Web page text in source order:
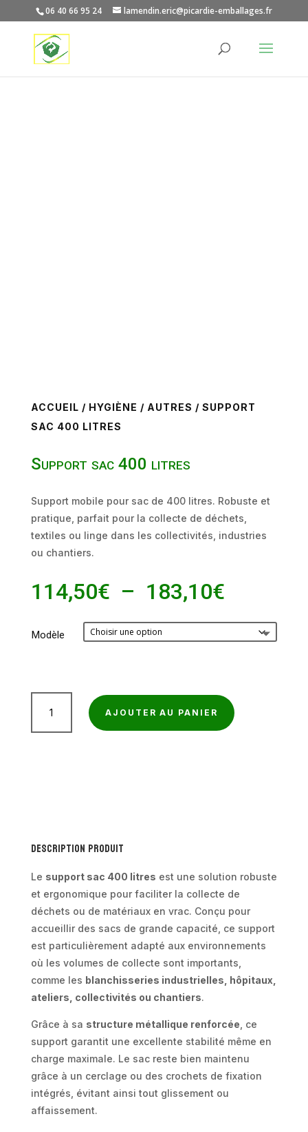
06 40 66 95 24 lamendin.eric@picardie-emballages.fr
ACCUEIL / HYGIÈNE / AUTRES / SUPPORT
SAC 400 LITRES
Support sac 400 litres
Support mobile pour sac de 400 litres. Robuste et
pratique, parfait pour la collecte de déchets,
textiles ou linge dans les collectivités, industries
ou chantiers.
114,50€ – 183,10€Plage
prix :
114,50€
Modèle
AJOUTER AU PANIER
Description produit
Le support sac 400 litres est une solution robuste
et ergonomique pour faciliter la collecte de
déchets ou de matériaux en vrac. Conçu pour
accueillir des sacs de grande capacité, ce support
est particulièrement adapté aux environnements
où les volumes de collecte sont importants,
comme les blanchisseries industrielles, hôpitaux,
ateliers, collectivités ou chantiers.
Grâce à sa structure métallique renforcée , ce
support garantit une excellente stabilité même en
charge maximale. Le sac reste bien maintenu
grâce à un cerclage ou des crochets de fixation
intégrés, évitant ainsi tout glissement ou
affaissement.